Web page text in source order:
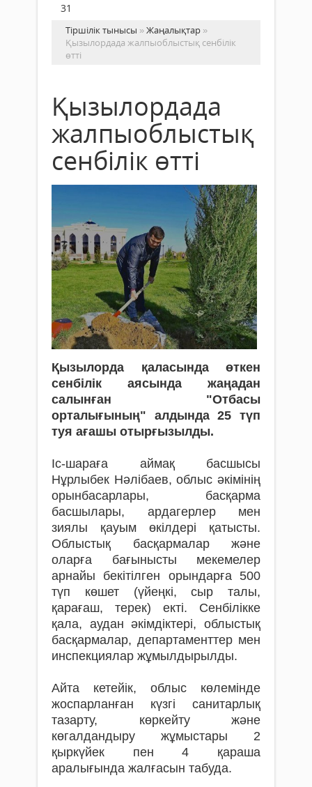
31
Тіршілік тынысы »Жаңалықтар »
Қызылордада жалпыоблыстық сенбілік
өтті
Қызылордада
жалпыоблыстық
сенбілік өтті
Қызылорда қаласында өткен
сенбілік аясында жаңадан
салынған "Отбасы
орталығының" алдында 25 түп
туя ағашы отырғызылды.
Іс-шараға аймақ басшысы
Нұрлыбек Нәлібаев, облыс әкімінің
орынбасарлары, басқарма
басшылары, ардагерлер мен
зиялы қауым өкілдері қатысты.
Облыстық басқармалар және
оларға бағынысты мекемелер
арнайы бекітілген орындарға 500
түп көшет (үйеңкі, сыр талы,
қарағаш, терек) екті. Сенбілікке
қала, аудан әкімдіктері, облыстық
басқармалар, департаменттер мен
инспекциялар жұмылдырылды.
Айта кетейік, облыс көлемінде
жоспарланған күзгі санитарлық
тазарту, көркейту және
көгалдандыру жұмыстары 2
қыркүйек пен 4 қараша
аралығында жалғасын табуда.